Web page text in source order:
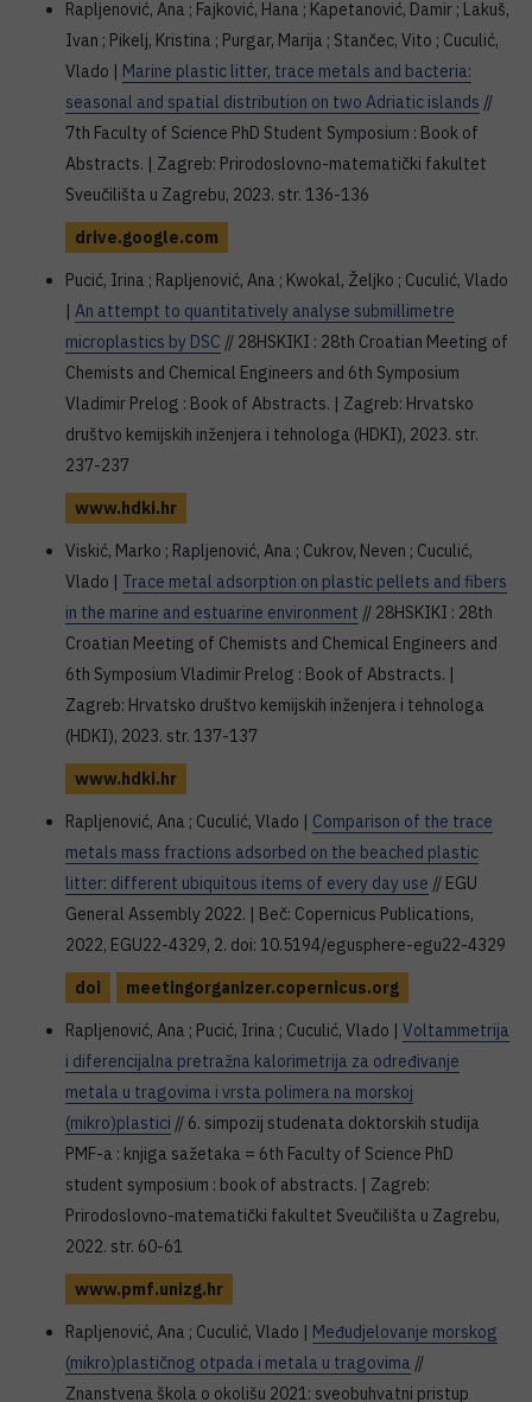
Rapljenović, Ana ; Fajković, Hana ; Kapetanović, Damir ; Lakuš,
Ivan ; Pikelj, Kristina ; Purgar, Marija ; Stančec, Vito ; Cuculić,
Vlado | Marine plastic litter, trace metals and bacteria:
seasonal and spatial distribution on two Adriatic islands //
7th Faculty of Science PhD Student Symposium : Book of
Abstracts. | Zagreb: Prirodoslovno-matematički fakultet
Sveučilišta u Zagrebu, 2023. str. 136-136
drive.google.com
Pucić, Irina ; Rapljenović, Ana ; Kwokal, Željko ; Cuculić, Vlado
| An attempt to quantitatively analyse submillimetre
microplastics by DSC // 28HSKIKI : 28th Croatian Meeting of
Chemists and Chemical Engineers and 6th Symposium
Vladimir Prelog : Book of Abstracts. | Zagreb: Hrvatsko
društvo kemijskih inženjera i tehnologa (HDKI), 2023. str.
237-237
www.hdki.hr
Viskić, Marko ; Rapljenović, Ana ; Cukrov, Neven ; Cuculić,
Vlado | Trace metal adsorption on plastic pellets and fibers
in the marine and estuarine environment // 28HSKIKI : 28th
Croatian Meeting of Chemists and Chemical Engineers and
6th Symposium Vladimir Prelog : Book of Abstracts. |
Zagreb: Hrvatsko društvo kemijskih inženjera i tehnologa
(HDKI), 2023. str. 137-137
www.hdki.hr
Rapljenović, Ana ; Cuculić, Vlado | Comparison of the trace
metals mass fractions adsorbed on the beached plastic
litter: different ubiquitous items of every day use // EGU
General Assembly 2022. | Beč: Copernicus Publications,
2022, EGU22-4329, 2. doi: 10.5194/egusphere-egu22-4329
doi
meetingorganizer.copernicus.org
Rapljenović, Ana ; Pucić, Irina ; Cuculić, Vlado | Voltammetrija
i diferencijalna pretražna kalorimetrija za određivanje
metala u tragovima i vrsta polimera na morskoj
(mikro)plastici // 6. simpozij studenata doktorskih studija
PMF-a : knjiga sažetaka = 6th Faculty of Science PhD
student symposium : book of abstracts. | Zagreb:
Prirodoslovno-matematički fakultet Sveučilišta u Zagrebu,
2022. str. 60-61
www.pmf.unizg.hr
Rapljenović, Ana ; Cuculić, Vlado | Međudjelovanje morskog
(mikro)plastičnog otpada i metala u tragovima //
Znanstvena škola o okolišu 2021: sveobuhvatni pristup